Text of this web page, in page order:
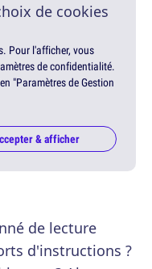
de cookies
Pour l'afficher, vous
de confidentialité.
"Paramètres de Gestion
& afficher
de lecture
d'instructions ?